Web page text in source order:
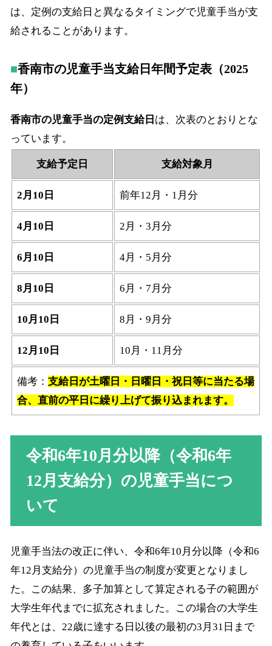
は、定例の支給日と異なるタイミングで児童手当が支
給されることがあります。
香南市の児童手当支給日年間予定表（2025
年）
香南市の児童手当の定例支給日 は、次表のとおりとな
っています。
支給予定日 支給対象月
2月10日 前年12月・1月分
4月10日 2月・3月分
6月10日 4月・5月分
8月10日 6月・7月分
10月10日 8月・9月分
12月10日 10月・11月分
備考：支給日が土曜日・日曜日・祝日等に当たる場
合、直前の平日に繰り上げて振り込まれます。
令和6年10月分以降（令和6年
12月支給分）の児童手当につ
いて
児童手当法の改正に伴い、令和6年10月分以降（令和6
年12月支給分）の児童手当の制度が変更となりまし
た。この結果、多子加算として算定される子の範囲が
大学生年代までに拡充されました。この場合の大学生
年代とは、22歳に達する日以後の最初の3月31日まで